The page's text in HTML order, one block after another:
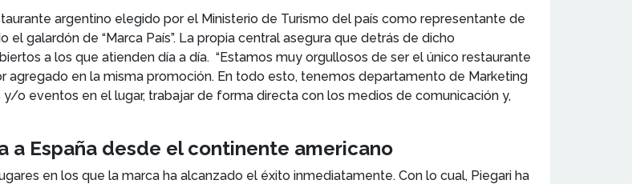
argentino elegido por el Ministerio de Turismo del país como representante de
el galardón de “Marca País”. La propia central asegura que detrás de dicho
a los que atienden día a día. “Estamos muy orgullosos de ser el único restaurante
agregado en la misma promoción. En todo esto, tenemos departamento de Marketing
o eventos en el lugar, trabajar de forma directa con los medios de comunicación y,
a España desde el continente americano
en los que la marca ha alcanzado el éxito inmediatamente. Con lo cual, Piegari ha